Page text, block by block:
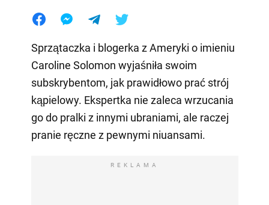
Sprzątaczka i blogerka z Ameryki o imieniu
Caroline Solomon wyjaśniła swoim
subskrybentom, jak prawidłowo prać strój
kąpielowy. Ekspertka nie zaleca wrzucania
go do pralki z innymi ubraniami, ale raczej
pranie ręczne z pewnymi niuansami.
REKLAMA